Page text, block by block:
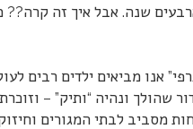
שנה. אבל איך זה
אנו מביאים ילדים רבים
ההיא. אני שייכת לדור שהולך ונהיה “ותיק”
מסביב לבתי המגורים